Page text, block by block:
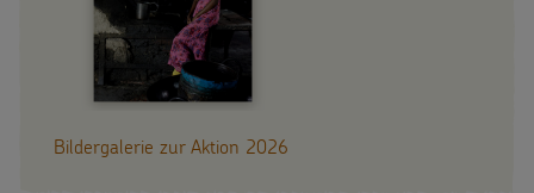
Bildergalerie zur Aktion 2026